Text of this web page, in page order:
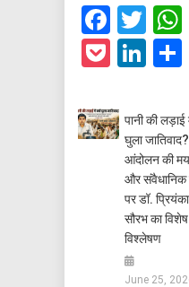
Pocket
पानी की लड़ाई
घुला जातिवाद?
आंदोलन की
और संवैधानिक
पर डॉ. प्रियंका
सौरभ का विशेष
विश्लेषण
June 25,